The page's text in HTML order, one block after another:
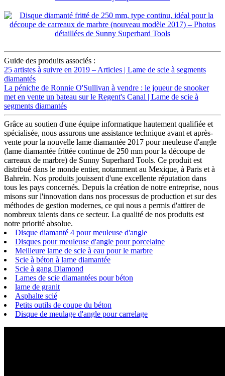
Guide des produits associés :
25 artistes à suivre en 2019 – Articles | Lame de scie à segments
diamantés
La péniche de Ronnie O'Sullivan à vendre : le joueur de snooker
met en vente un bateau sur le Regent's Canal | Lame de scie à
segments diamantés
Grâce au soutien d'une équipe informatique hautement qualifiée et
spécialisée, nous assurons une assistance technique avant et après-
vente pour la nouvelle lame diamantée 2017 pour meuleuse d'angle
(lame diamantée frittée continue de 250 mm pour la découpe de
carreaux de marbre) de Sunny Superhard Tools. Ce produit est
distribué dans le monde entier, notamment au Mexique, à Paris et à
Bahreïn. Nos produits jouissent d'une excellente réputation dans
tous les pays concernés. Depuis la création de notre entreprise, nous
misons sur l'innovation dans nos processus de production et sur des
méthodes de gestion modernes, ce qui nous a permis d'attirer de
nombreux talents dans ce secteur. La qualité de nos produits est
notre priorité absolue.
Disque diamanté 4 pour meuleuse d'angle
Disques pour meuleuse d'angle pour porcelaine
Meilleure lame de scie à eau pour le marbre
Scie à béton à lame diamantée
Scie à gang Diamond
Lames de scie diamantées pour béton
lame de granit
Asphalte scié
Petits outils de coupe du béton
Disque de meulage d'angle pour carrelage